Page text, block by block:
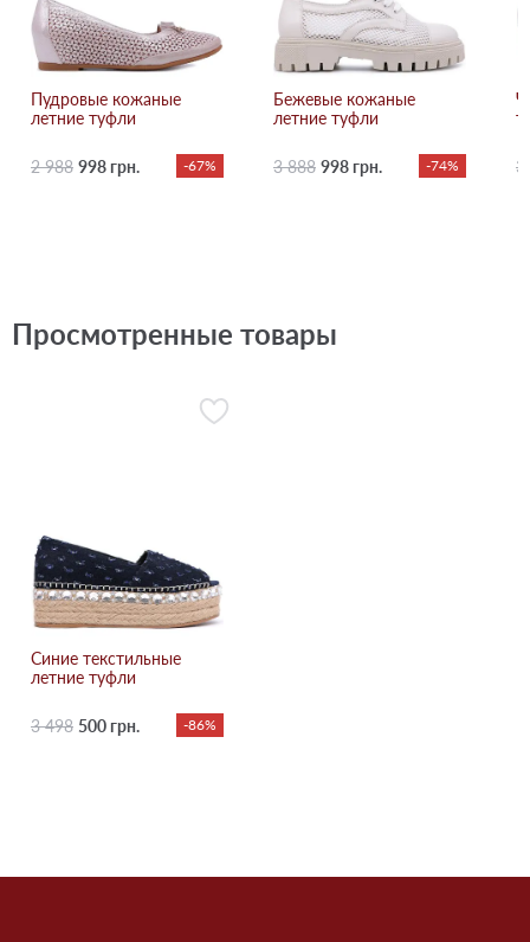
Пудровые кожаные
летние туфли
2 988 998 грн. -67%
Бежевые кожаные
летние туфли
3 888 998 грн. -74% 3
Просмотренные товары
Синие текстильные
летние туфли
3 498 500 грн. -86%